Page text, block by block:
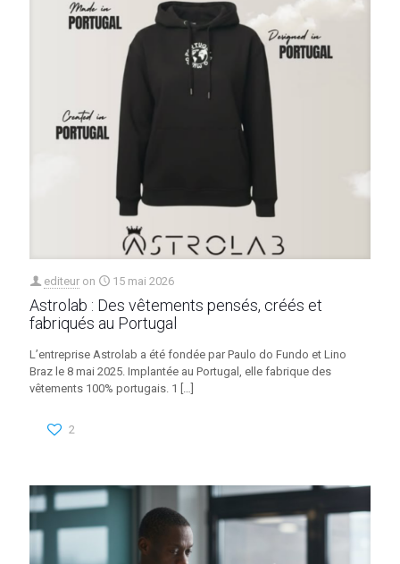
editeur on 15 mai 2026
Astrolab : Des vêtements pensés, créés et
fabriqués au Portugal
L’entreprise Astrolab a été fondée par Paulo do Fundo et Lino
Braz le 8 mai 2025. Implantée au Portugal, elle fabrique des
vêtements 100% portugais. 1
2